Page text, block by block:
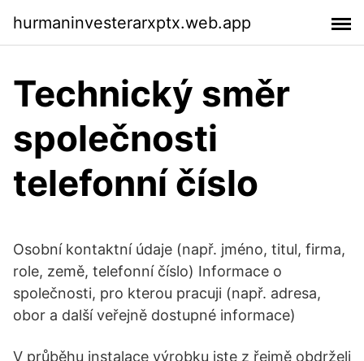
hurmaninvesterarxptx.web.app
Technický směr
společnosti
telefonní číslo
Osobní kontaktní údaje (např. jméno, titul, firma,
role, země, telefonní číslo) Informace o
společnosti, pro kterou pracuji (např. adresa,
obor a další veřejně dostupné informace)
V průběhu instalace výrobku jste z řejmě obdrželi